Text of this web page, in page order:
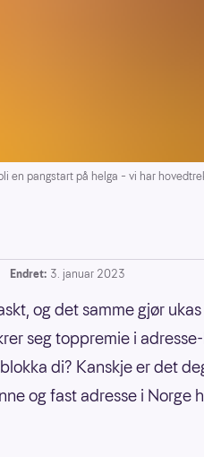
en pangstart på helga – vi har
Endret: 3. januar 2023
og det samme gjør
seg toppremie i
di? Kanskje er det
og fast adresse i Norge